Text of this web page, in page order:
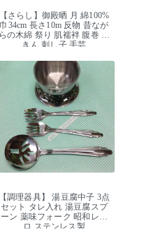
【さらし】御殿晒 月 綿100%
巾34cm 長さ10m 反物 昔なが
らの木綿 祭り 肌襦袢 腹巻 ふ
きん 刺し子 手芸
【調理器具】 湯豆腐中子 3点
セット タレ入れ 湯豆腐スプ
ーン 薬味フォーク 昭和レト
ロ ステンレス製